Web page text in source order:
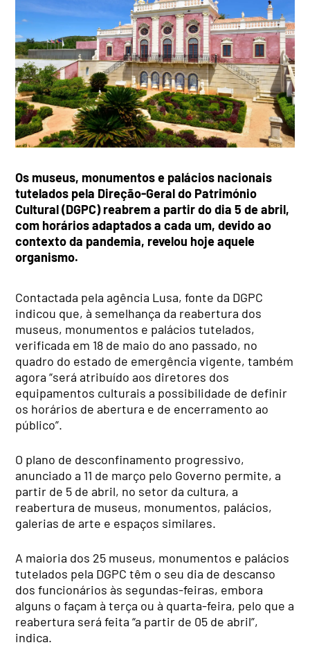
Os museus, monumentos e palácios nacionais
tutelados pela Direção-Geral do Património
Cultural (DGPC) reabrem a partir do dia 5 de abril,
com horários adaptados a cada um, devido ao
contexto da pandemia, revelou hoje aquele
organismo.
Contactada pela agência Lusa, fonte da DGPC
indicou que, à semelhança da reabertura dos
museus, monumentos e palácios tutelados,
verificada em 18 de maio do ano passado, no
quadro do estado de emergência vigente, também
agora “será atribuído aos diretores dos
equipamentos culturais a possibilidade de definir
os horários de abertura e de encerramento ao
público”.
O plano de desconfinamento progressivo,
anunciado a 11 de março pelo Governo permite, a
partir de 5 de abril, no setor da cultura, a
reabertura de museus, monumentos, palácios,
galerias de arte e espaços similares.
A maioria dos 25 museus, monumentos e palácios
tutelados pela DGPC têm o seu dia de descanso
dos funcionários às segundas-feiras, embora
alguns o façam à terça ou à quarta-feira, pelo que a
reabertura será feita “a partir de 05 de abril”,
indica.